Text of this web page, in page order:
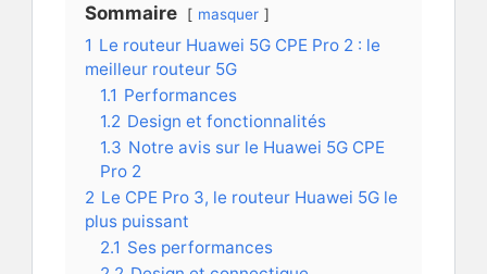
Sommaire masquer
1 Le routeur Huawei 5G CPE Pro 2 : le
meilleur routeur 5G
1.1 Performances
1.2 Design et fonctionnalités
1.3 Notre avis sur le Huawei 5G CPE
Pro 2
2 Le CPE Pro 3, le routeur Huawei 5G le
plus puissant
2.1 Ses performances